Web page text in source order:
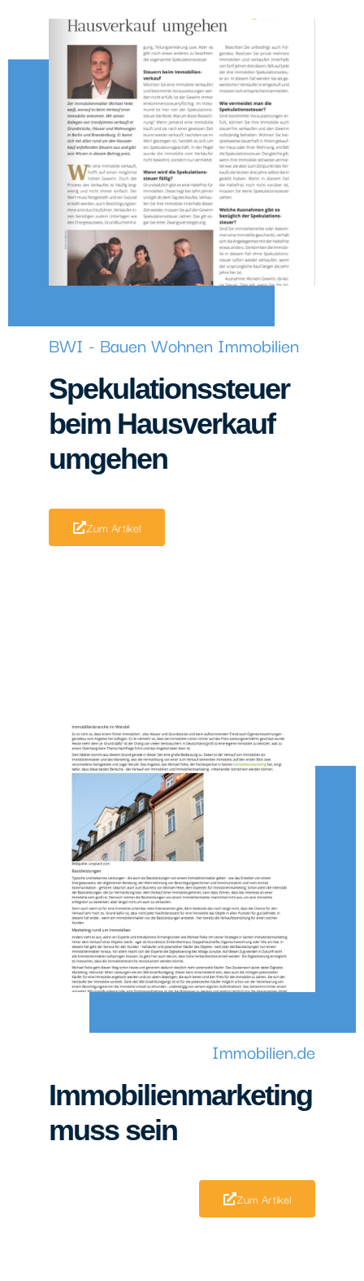
BWI - Bauen Wohnen Immobilien
Spekulationssteuer
beim Hausverkauf
umgehen
Zum Artikel
Immobilien.de
Immobilienmarketing
muss sein
Zum Artikel